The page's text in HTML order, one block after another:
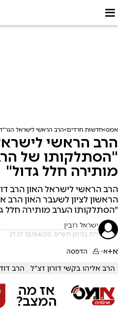
אמס חדשות חרדים הרב הראשי לישראל
הרב הראשי
"הסתלקותו של
מותירה חלל גדול"
הרב הראשי לישראל האון הרב
הראשון לציון לשעבר האון הרב
"הסתלקותו הערב מותירה חלל
ישראל רובין
י"ח בניסן תש"פ, 12/04/20 21:37
א+א- הדפסה
הרב אליהו בקשי דורון זצ"ל הרב